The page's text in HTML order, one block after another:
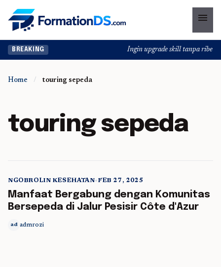
menu
BREAKING Ingin upgrade skill tanpa ribet?
Home / touring sepeda
touring sepeda
5 min read
NGOBROLIN KESEHATAN•FEB 27, 2025
Manfaat Bergabung dengan Komunitas
Bersepeda di Jalur Pesisir Côte d'Azur
ad admrozi